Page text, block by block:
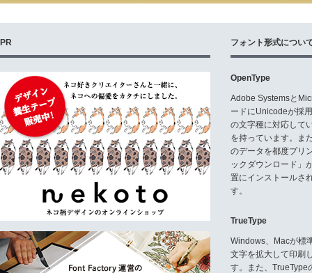
PR フォント形式につい
OpenType
Adobe Systemsと
ードにUnicodeが採
の文字種に対応して
を持っています。ま
のデータを都度プリ
ックダウンロード」
置にインストールさ
す。
TrueType
Windows、Macが標
文字を拡大して印刷
す。また、TrueType